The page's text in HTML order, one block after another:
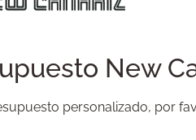
New
personalizado, por